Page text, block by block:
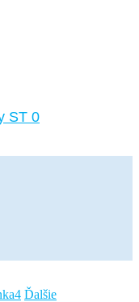
ST 0
4 Ďalšie